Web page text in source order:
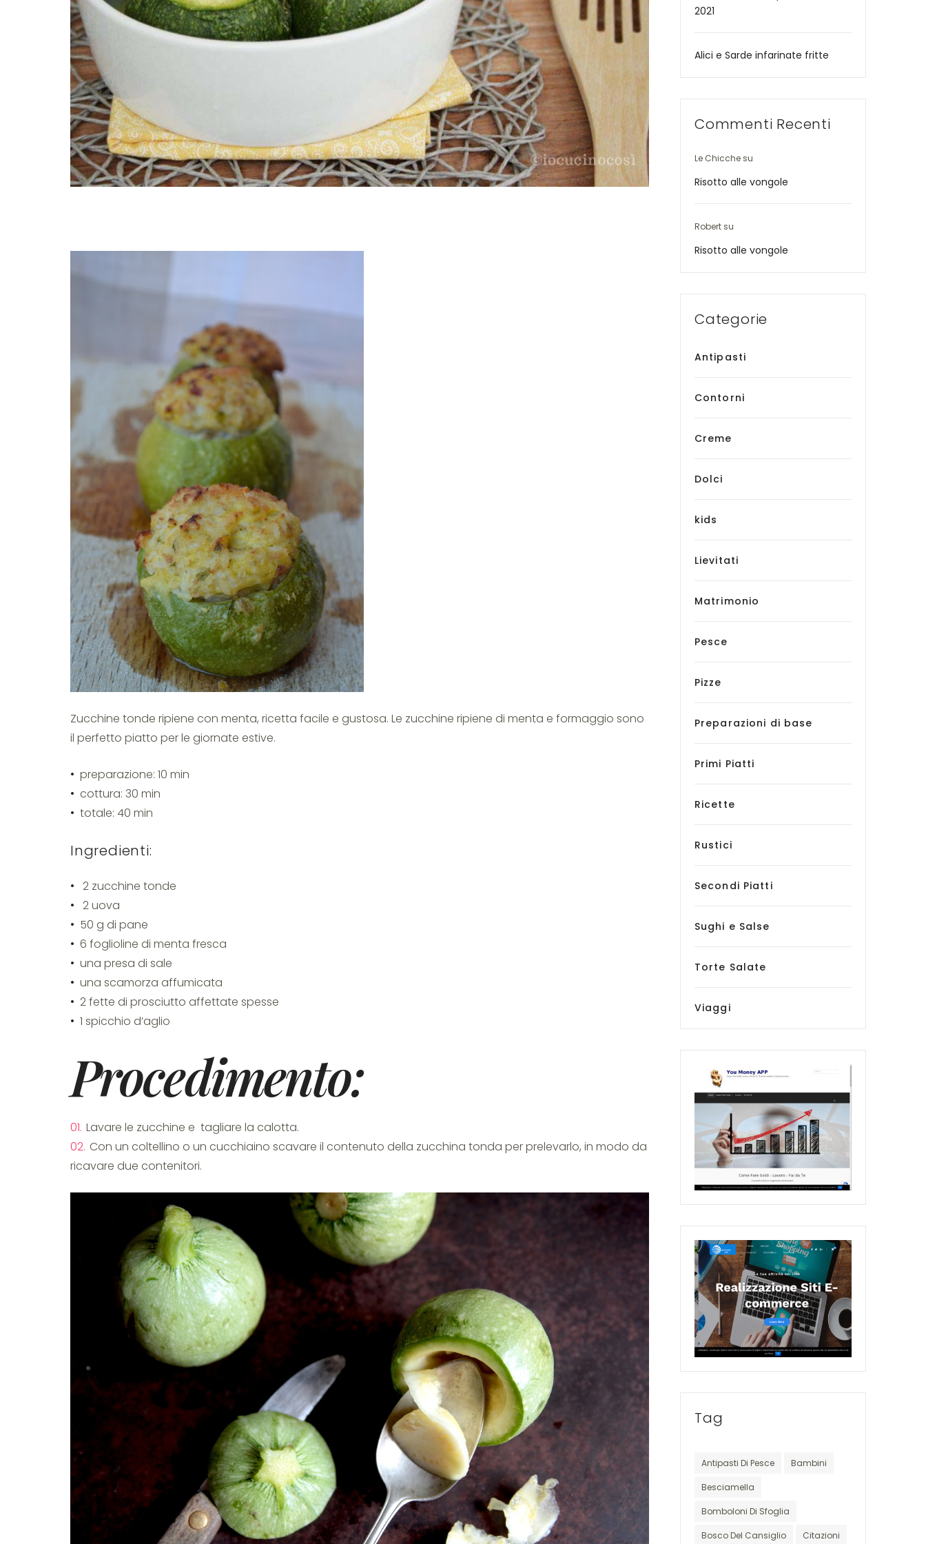
Zucchine tonde ripiene con menta, ricetta facile e gustosa. Le zucchine ripiene di menta e formaggio sono
il perfetto piatto per le giornate estive.
preparazione: 10 min
cottura: 30 min
totale: 40 min
Ingredienti:
2 zucchine tonde
2 uova
50 g di pane
6 foglioline di menta fresca
una presa di sale
una scamorza affumicata
2 fette di prosciutto affettate spesse
1 spicchio d’aglio
Procedimento:
Lavare le zucchine e tagliare la calotta.
Con un coltellino o un cucchiaino scavare il contenuto della zucchina tonda per prelevarlo, in modo da
ricavare due contenitori.
2021
Alici e Sarde infarinate fritte
Commenti Recenti
Le Chicche su
Risotto alle vongole
Robert su
Risotto alle vongole
Categorie
Antipasti
Contorni
Creme
Dolci
kids
Lievitati
Matrimonio
Pesce
Pizze
Preparazioni di base
Primi Piatti
Ricette
Rustici
Secondi Piatti
Sughi e Salse
Torte Salate
Viaggi
Tag
Antipasti Di Pesce Bambini
Besciamella
Bomboloni Di Sfoglia
Bosco Del Cansiglio Citazioni